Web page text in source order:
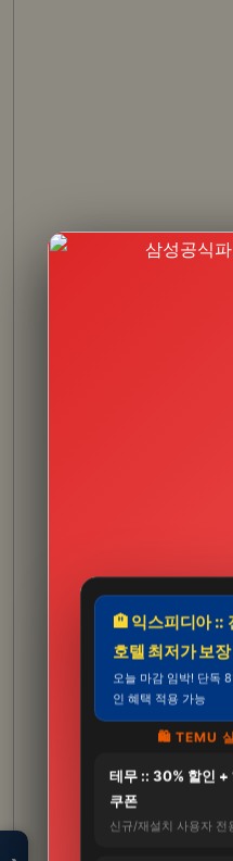
🏨 익스피디아 ::
호텔 최저가 보장
오늘 마감 임박! 단독
인 혜택 적용 가능
🛍️ TEMU
테무 :: 30% 할인
쿠폰
신규/재설치 사용자 전